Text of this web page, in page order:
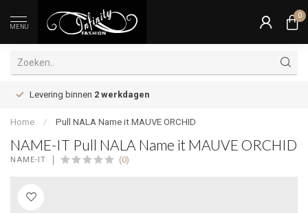
MENU
0
Levering binnen 2 werkdagen
Home / Pull NALA Name it MAUVE ORCHID
NAME-IT Pull NALA Name it MAUVE ORCHID
NAME-IT (0)